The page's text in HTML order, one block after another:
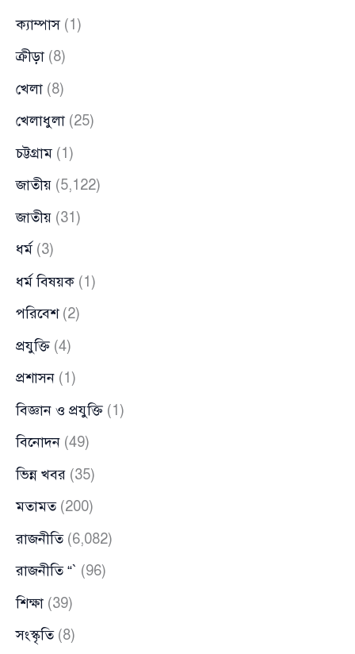
ক্যাম্পাস(1)
ক্রীড়া (8)
খেলা (8)
খেলাধুলা (25)
চট্টগ্রাম (1)
জাতীয় (5,122)
জাতীয় (31)
ধর্ম (3)
ধর্ম বিষয়ক (1)
পরিবেশ(2)
প্রযুক্তি (4)
প্রশাসন (1)
বিজ্ঞান ও প্রযুক্তি (1)
বিনোদন (49)
ভিন্ন খবর (35)
মতামত(200)
রাজনীতি(6,082)
রাজনীতি “` (96)
শিক্ষা (39)
সংস্কৃতি(8)